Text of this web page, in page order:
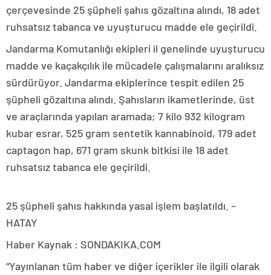
çerçevesinde 25 şüpheli şahıs gözaltına alındı, 18 adet
ruhsatsız tabanca ve uyuşturucu madde ele geçirildi.
Jandarma Komutanlığı ekipleri il genelinde uyuşturucu
madde ve kaçakçılık ile mücadele çalışmalarını aralıksız
sürdürüyor. Jandarma ekiplerince tespit edilen 25
şüpheli gözaltına alındı. Şahısların ikametlerinde, üst
ve araçlarında yapılan aramada; 7 kilo 932 kilogram
kubar esrar, 525 gram sentetik kannabinoid, 179 adet
captagon hap, 671 gram skunk bitkisi ile 18 adet
ruhsatsız tabanca ele geçirildi.
25 şüpheli şahıs hakkında yasal işlem başlatıldı. –
HATAY
Haber Kaynak : SONDAKIKA.COM
“Yayınlanan tüm haber ve diğer içerikler ile ilgili olarak